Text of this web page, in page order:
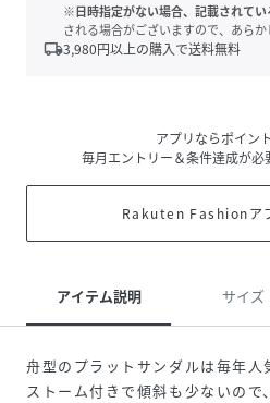
※日時指定がない場合、記載されて
される場合がございますので、あらか
local_shipping3,980円以上の購入で送料無料
アプリならポイン
毎月エントリー＆条件達成が必
Rakuten Fashionア
アイテム説明 サイズ
舟型のプラットサンダルは毎年人
ストーム付きで傾斜も少ないの